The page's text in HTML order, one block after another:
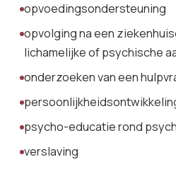
opvoedingsondersteuning
opvolging na een
lichamelijke of psychische
onderzoeken van een
psycho-educatie rond
verslaving